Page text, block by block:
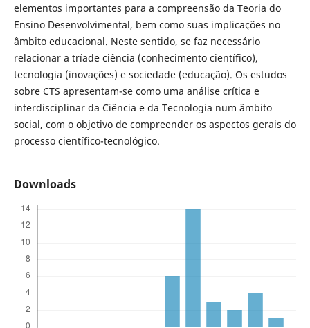
elementos importantes para a compreensão da Teoria do
Ensino Desenvolvimental, bem como suas implicações no
âmbito educacional. Neste sentido, se faz necessário
relacionar a tríade ciência (conhecimento científico),
tecnologia (inovações) e sociedade (educação). Os estudos
sobre CTS apresentam-se como uma análise crítica e
interdisciplinar da Ciência e da Tecnologia num âmbito
social, com o objetivo de compreender os aspectos gerais do
processo científico-tecnológico.
Downloads